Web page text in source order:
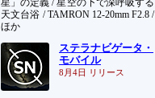
星」の定義 / 星空の下で深呼吸する
天文台浴 / TAMRON 12-20mm F2.8 /
ほか
ステラナビゲータ・
モバイル
8月4日 リリース